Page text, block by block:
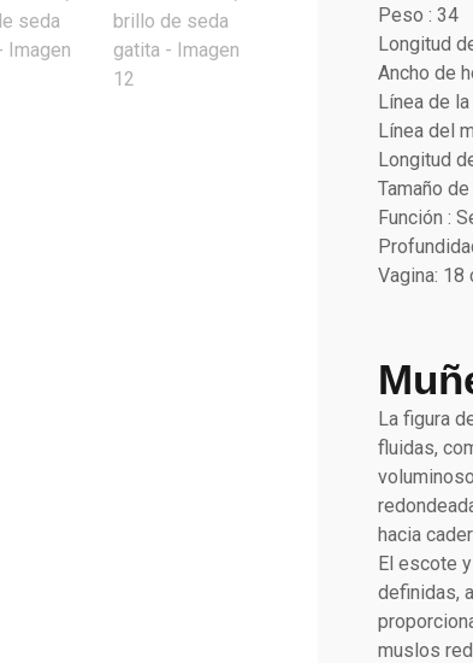
Peso : 34
Longitud
Ancho de
Línea de
Línea del
Longitud
Tamaño
Función :
Vagina: 18
La figura
fluidas,
hacia
El escote
definidas,
muslos